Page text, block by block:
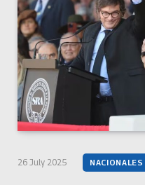
26 July 2025 NACIONALES